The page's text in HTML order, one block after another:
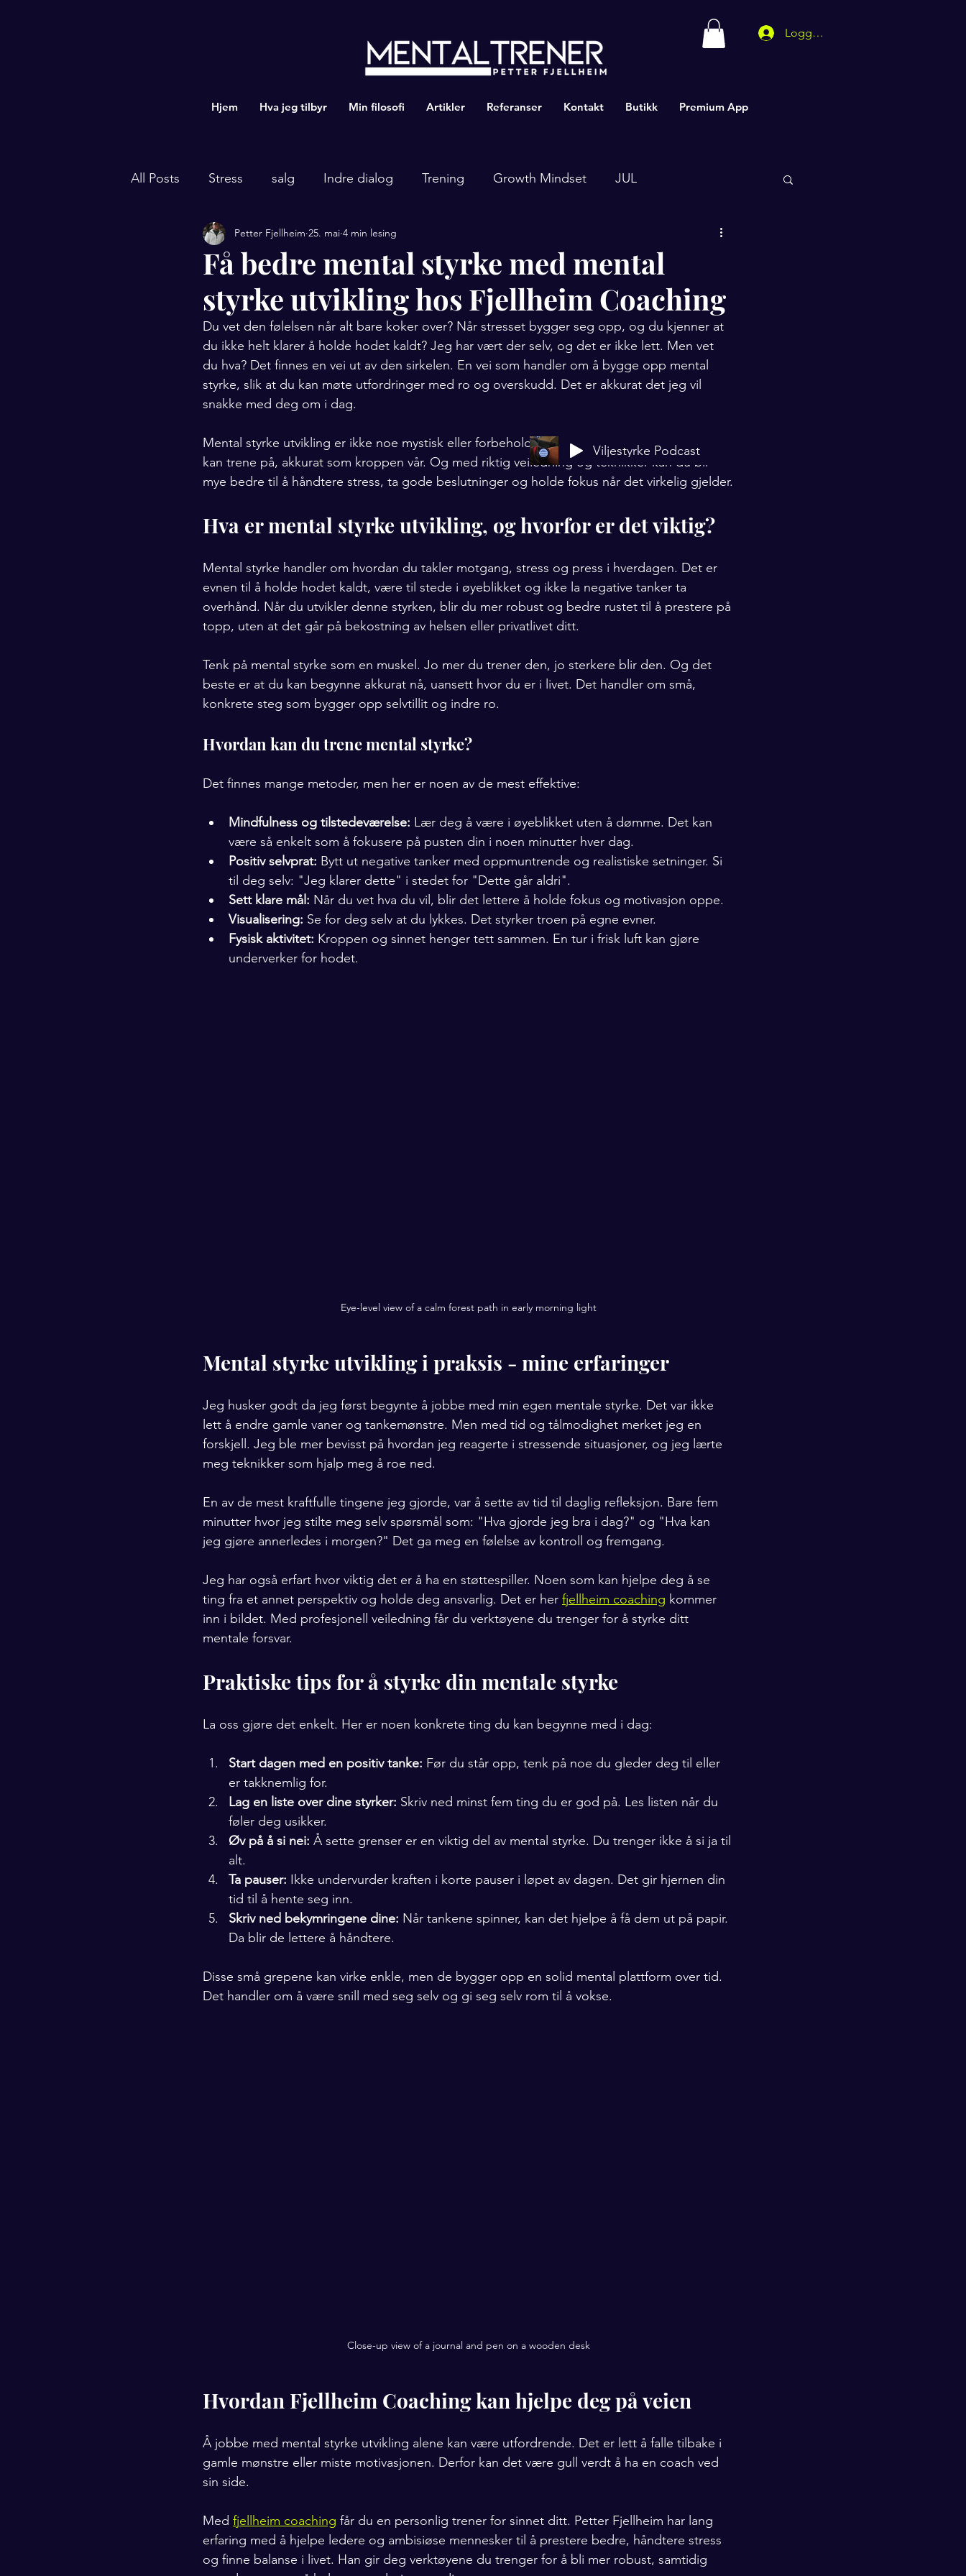
Logg inn
Hjem Hva jeg tilbyr Min filosofi Artikler Referanser Kontakt Butikk Premium App
All Posts Stress salg Indre dialog Trening Growth Mindset JUL
kommunikasjon med farger
Få bedre mental styrke med mental
styrke utvikling hos Fjellheim Coaching
Petter Fjellheim 25. mai 4 min lesing
Du vet den følelsen når alt bare koker over? Når stresset bygger seg opp, og du kjenner at
du ikke helt klarer å holde hodet kaldt? Jeg har vært der selv, og det er ikke lett. Men vet
du hva? Det finnes en vei ut av den sirkelen. En vei som handler om å bygge opp mental
styrke, slik at du kan møte utfordringer med ro og overskudd. Det er akkurat det jeg vil
snakke med deg om i dag.
Mental styrke utvikling er ikke noe mystisk eller forbeholdt superhelter. Det er noe vi alle
kan trene på, akkurat som kroppen vår. Og med riktig veiledning og teknikker kan du bli
mye bedre til å håndtere stress, ta gode beslutninger og holde fokus når det virkelig gjelder.
Hva er mental styrke utvikling, og hvorfor er det viktig?
Mental styrke handler om hvordan du takler motgang, stress og press i hverdagen. Det er
evnen til å holde hodet kaldt, være til stede i øyeblikket og ikke la negative tanker ta
overhånd. Når du utvikler denne styrken, blir du mer robust og bedre rustet til å prestere på
topp, uten at det går på bekostning av helsen eller privatlivet ditt.
Tenk på mental styrke som en muskel. Jo mer du trener den, jo sterkere blir den. Og det
beste er at du kan begynne akkurat nå, uansett hvor du er i livet. Det handler om små,
konkrete steg som bygger opp selvtillit og indre ro.
Hvordan kan du trene mental styrke?
Det finnes mange metoder, men her er noen av de mest effektive:
Mindfulness og tilstedeværelse: Lær deg å være i øyeblikket uten å dømme. Det kan
være så enkelt som å fokusere på pusten din i noen minutter hver dag.
Positiv selvprat: Bytt ut negative tanker med oppmuntrende og realistiske setninger. Si
til deg selv: "Jeg klarer dette" i stedet for "Dette går aldri".
Sett klare mål: Når du vet hva du vil, blir det lettere å holde fokus og motivasjon oppe.
Visualisering: Se for deg selv at du lykkes. Det styrker troen på egne evner.
Fysisk aktivitet: Kroppen og sinnet henger tett sammen. En tur i frisk luft kan gjøre
underverker for hodet.
Eye-level view of a calm forest path in early morning light
Mental styrke utvikling i praksis - mine erfaringer
Jeg husker godt da jeg først begynte å jobbe med min egen mentale styrke. Det var ikke
lett å endre gamle vaner og tankemønstre. Men med tid og tålmodighet merket jeg en
forskjell. Jeg ble mer bevisst på hvordan jeg reagerte i stressende situasjoner, og jeg lærte
meg teknikker som hjalp meg å roe ned.
En av de mest kraftfulle tingene jeg gjorde, var å sette av tid til daglig refleksjon. Bare fem
minutter hvor jeg stilte meg selv spørsmål som: "Hva gjorde jeg bra i dag?" og "Hva kan
jeg gjøre annerledes i morgen?" Det ga meg en følelse av kontroll og fremgang.
Jeg har også erfart hvor viktig det er å ha en støttespiller. Noen som kan hjelpe deg å se
ting fra et annet perspektiv og holde deg ansvarlig. Det er her fjellheim coaching kommer
inn i bildet. Med profesjonell veiledning får du verktøyene du trenger for å styrke ditt
mentale forsvar.
Praktiske tips for å styrke din mentale styrke
La oss gjøre det enkelt. Her er noen konkrete ting du kan begynne med i dag:
Start dagen med en positiv tanke: Før du står opp, tenk på noe du gleder deg til eller
er takknemlig for.
Lag en liste over dine styrker: Skriv ned minst fem ting du er god på. Les listen når du
føler deg usikker.
Øv på å si nei: Å sette grenser er en viktig del av mental styrke. Du trenger ikke å si ja til
alt.
Ta pauser: Ikke undervurder kraften i korte pauser i løpet av dagen. Det gir hjernen din
tid til å hente seg inn.
Skriv ned bekymringene dine: Når tankene spinner, kan det hjelpe å få dem ut på papir.
Da blir de lettere å håndtere.
Disse små grepene kan virke enkle, men de bygger opp en solid mental plattform over tid.
Det handler om å være snill med seg selv og gi seg selv rom til å vokse.
Close-up view of a journal and pen on a wooden desk
Hvordan Fjellheim Coaching kan hjelpe deg på veien
Å jobbe med mental styrke utvikling alene kan være utfordrende. Det er lett å falle tilbake i
gamle mønstre eller miste motivasjonen. Derfor kan det være gull verdt å ha en coach ved
sin side.
Med fjellheim coaching får du en personlig trener for sinnet ditt. Petter Fjellheim har lang
erfaring med å hjelpe ledere og ambisiøse mennesker til å prestere bedre, håndtere stress
og finne balanse i livet. Han gir deg verktøyene du trenger for å bli mer robust, samtidig
Viljestyrke Podcast